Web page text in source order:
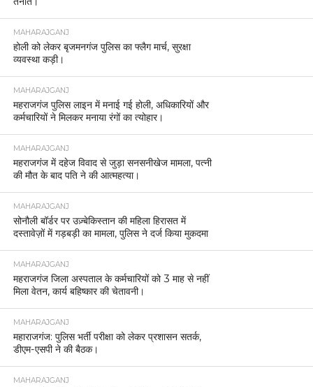
MAHARAJGANJ
होली को लेकर बृजमनगंज पुलिस का फ्लैग मार्च, सुरक्षा
व्यवस्था कड़ी।
MAHARAJGANJ
महराजगंज पुलिस लाइन में मनाई गई होली, अधिकारियों और
कर्मचारियों ने मिलकर मनाया रंगों का त्योहार।
MAHARAJGANJ
महराजगंज में दहेज विवाद से जुड़ा सनसनीखेज मामला, पत्नी
की मौत के बाद पति ने की आत्महत्या।
MAHARAJGANJ
सोनौली बॉर्डर पर उज़्बेकिस्तान की महिला हिरासत में
दस्तावेज़ों में गड़बड़ी का मामला, पुलिस ने दर्ज किया मुकदमा
MAHARAJGANJ
महराजगंज जिला अस्पताल के कर्मचारियों को 3 माह से नहीं
मिला वेतन, कार्य बहिष्कार की चेतावनी।
MAHARAJGANJ
महाराजगंज: पुलिस भर्ती परीक्षा को लेकर प्रशासन सतर्क,
डीएम-एसपी ने की बैठक।
MAHARAJGANJ